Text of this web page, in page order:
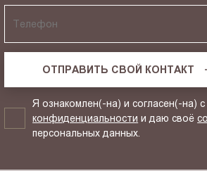
ОТПРАВИТЬ СВОЙ КОНТАКТ
Я ознакомлен(-на) и согласен(-на)
конфиденциальности и даю своё
персональных данных.